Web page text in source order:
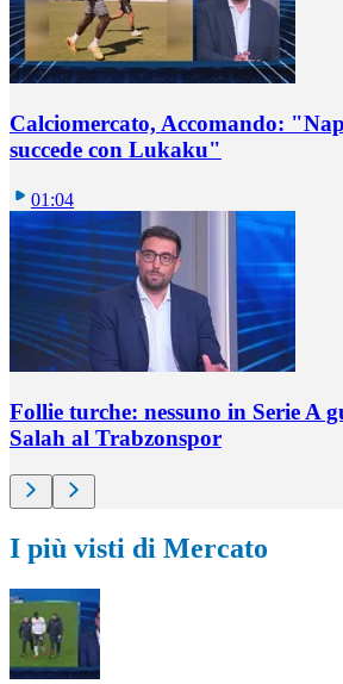
Calciomercato, Accomando:
succede con Lukaku"
01:04
Follie turche: nessuno in Serie A
Salah al Trabzonspor
I più visti di Mercato